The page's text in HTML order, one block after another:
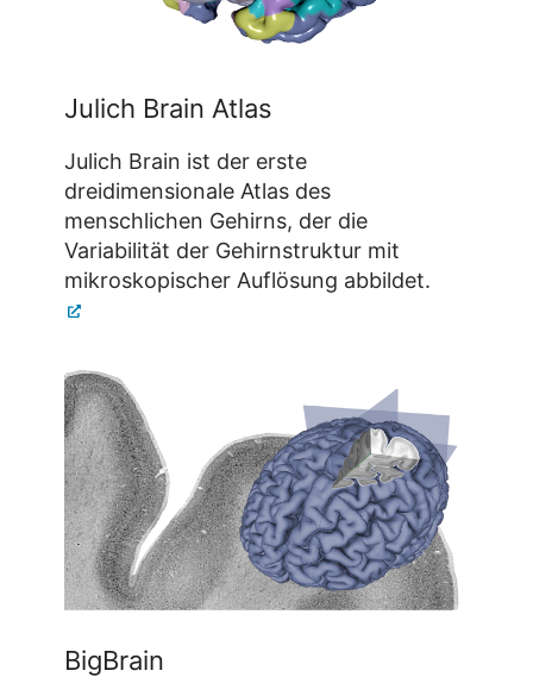
Julich Brain Atlas
Julich Brain ist der erste
dreidimensionale Atlas des
menschlichen Gehirns, der die
Variabilität der Gehirnstruktur mit
mikroskopischer Auflösung abbildet.
BigBrain